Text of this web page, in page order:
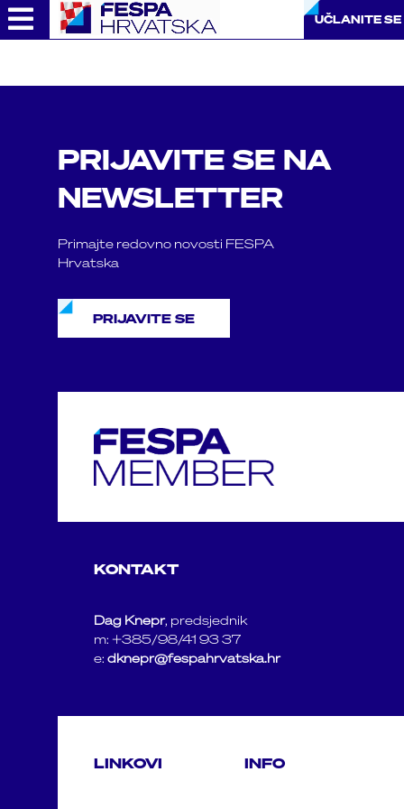
Skip
to
UČLANITE SE
PRIJAVITE SE NA
NEWSLETTER
Primajte redovno novosti FESPA
Hrvatska
PRIJAVITE SE
LINKOVI INFO
KONTAKT
Dag Knepr, predsjednik
m: +385/98/41 93 37
e: dknepr@fespahrvatska.hr